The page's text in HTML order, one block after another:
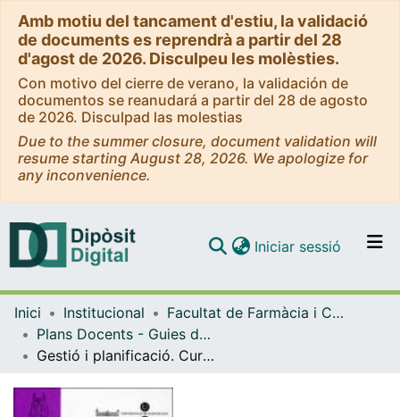
Amb motiu del tancament d'estiu, la validació
de documents es reprendrà a partir del 28
d'agost de 2026. Disculpeu les molèsties.
Con motivo del cierre de verano, la validación de
documentos se reanudará a partir del 28 de agosto
de 2026. Disculpad las molestias
Due to the summer closure, document validation will
resume starting August 28, 2026. We apologize for
any inconvenience.
Navega per tot el DD
Iniciar sessió (current)
Inici Institucional
Facultat de Farmàcia i Ciències de l'Alimentació
Plans Docents - Guies de l'estudiant (Facultat de Farmàcia i Ciències de l'Alimentació)
Gestió i planificació. Curs 2008-2009